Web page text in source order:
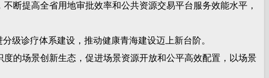
提高全省用地审批效率和公共资源交易平台服务效能水平，
诊疗体系建设，推动健康青海建设迈上新台阶。
的场景创新生态，促进场景资源开放和公平高效配置，以场景